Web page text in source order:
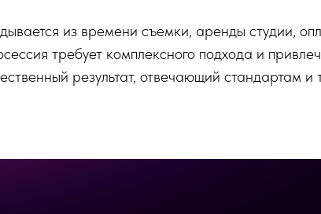
из времени съемки, аренды студии,
требует комплексного подхода и
результат, отвечающий стандартам